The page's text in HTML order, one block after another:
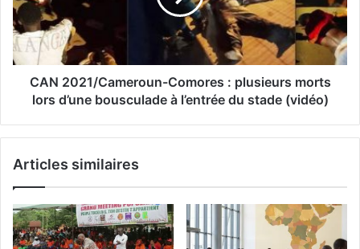
CAN 2021/Cameroun-Comores : plusieurs morts
lors d’une bousculade à l’entrée du stade (vidéo)
Articles similaires